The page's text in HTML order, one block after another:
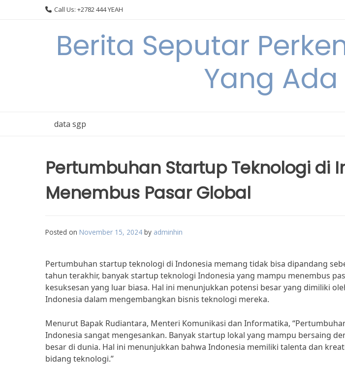
Call Us: +2782 444 YEAH
Berita Seputar
Yang Ada
data sgp
Pertumbuhan Startup Teknologi di
Menembus Pasar Global
Posted on November 15, 2024 by adminhin
Pertumbuhan startup teknologi di Indonesia memang tidak bisa dipandang
tahun terakhir, banyak startup teknologi Indonesia yang mampu menembus
kesuksesan yang luar biasa. Hal ini menunjukkan potensi besar yang dimiliki
Indonesia dalam mengembangkan bisnis teknologi mereka.
Menurut Bapak Rudiantara, Menteri Komunikasi dan Informatika,
Indonesia sangat mengesankan. Banyak startup lokal yang mampu bersaing
besar di dunia. Hal ini menunjukkan bahwa Indonesia memiliki talenta dan
bidang teknologi.”